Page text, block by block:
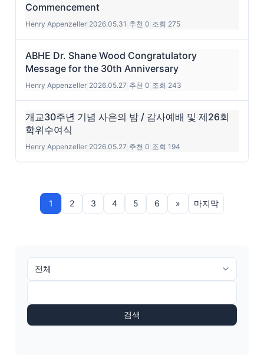
Commencement
Henry Appenzeller 2026.05.31 추천 0 조회 275
ABHE Dr. Shane Wood Congratulatory
Message for the 30th Anniversary
Henry Appenzeller 2026.05.27 추천 0 조회 243
개교30주년 기념 사은의 밤 / 감사예배 및 제26회
학위수여식
Henry Appenzeller 2026.05.27 추천 0 조회 194
1 2 3 4 5 6 » 마지막
검색